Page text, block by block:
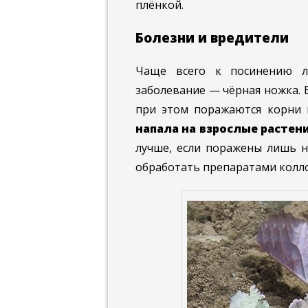
плёнкой.
Болезни и вредители
Чаще всего к посинению
заболевание — чёрная ножка.
при этом поражаются корни
напала на взрослые
лучше, если поражены лишь
обработать препаратами